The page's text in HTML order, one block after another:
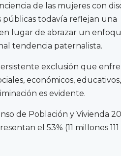
de las mujeres con
públicas todavía reflejan una
lugar de abrazar un
tendencia paternalista.
exclusión que
económicos,
es evidente.
de Población y Vivienda
el 53% (11 millones